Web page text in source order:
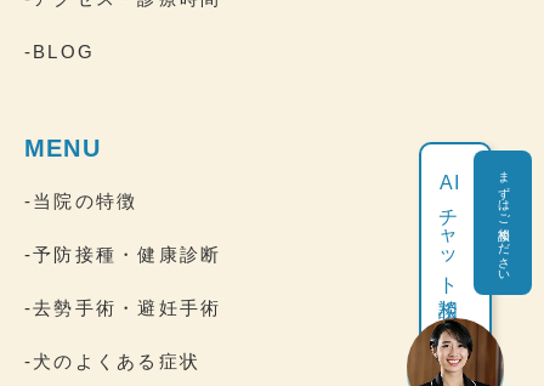
-BLOG
MENU
-当院の特徴
-予防接種・健康診断
-去勢手術・避妊手術
-犬のよくある症状
AI
チャット相談 まずはご相談ください